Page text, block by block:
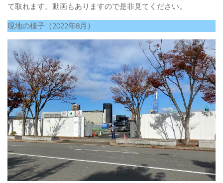
て取れます。動画もありますので是非見てください。
現地の様子（2022年8月）